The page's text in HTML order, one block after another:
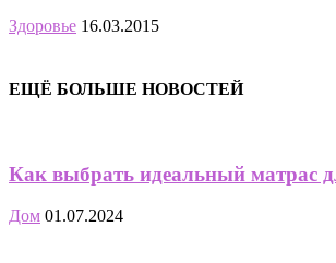
Здоровье 16.03.2015
ЕЩЁ БОЛЬШЕ НОВОСТЕЙ
Как выбрать идеальный матрас
Дом 01.07.2024